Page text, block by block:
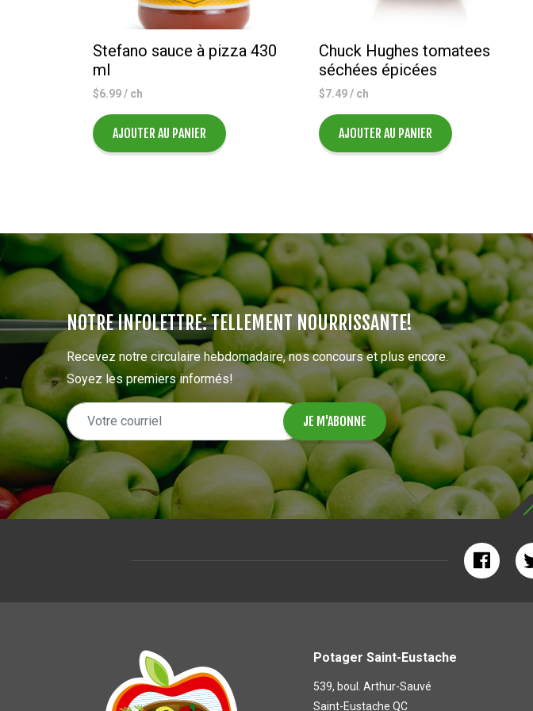
Stefano sauce à pizza 430
ml
$6.99/ ch
AJOUTER AU PANIER
Chuck Hughes tomatees
séchées épicées
$7.49/ ch
AJOUTER AU PANIER
NOTRE INFOLETTRE: TELLEMENT NOURRISSANTE!
Recevez notre circulaire hebdomadaire, nos concours et plus encore.
Soyez les premiers informés!
Potager Saint-Eustache
539, boul. Arthur-Sauvé
Saint-Eustache QC